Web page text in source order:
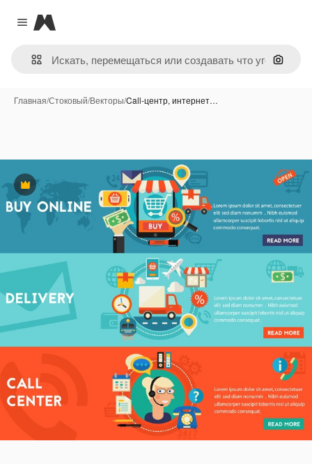
Close menu
Magnific
Поиск
Главная/Стоковый/Векторы/Call-центр, интернет…
Премиум